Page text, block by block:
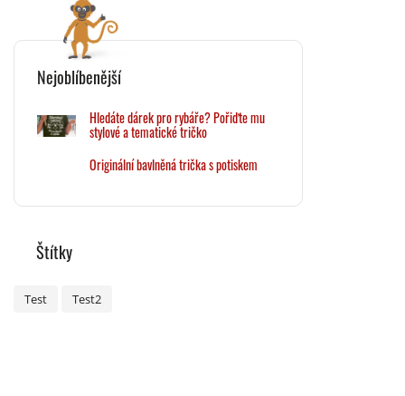
Nejoblíbenější
Hledáte dárek pro rybáře? Pořiďte mu
stylové a tematické tričko
Originální bavlněná trička s potiskem
Štítky
Test Test2